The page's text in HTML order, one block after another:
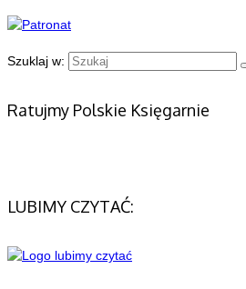
Szuklaj w:
Ratujmy Polskie Księgarnie
LUBIMY CZYTAĆ: